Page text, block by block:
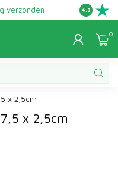
verzonden Gratis
4.3
0
x 2,5cm
x 2,5cm